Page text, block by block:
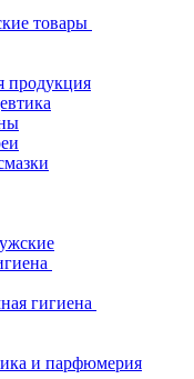
товары
продукция
гигиена
и парфюмерия